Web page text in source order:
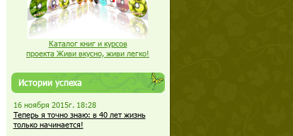
Каталог книг и курсов
проекта Живи вкусно, живи легко!
Истории успеха
16 ноября 2015г. 18:28
Теперь я точно знаю: в 40 лет жизнь
только начинается!